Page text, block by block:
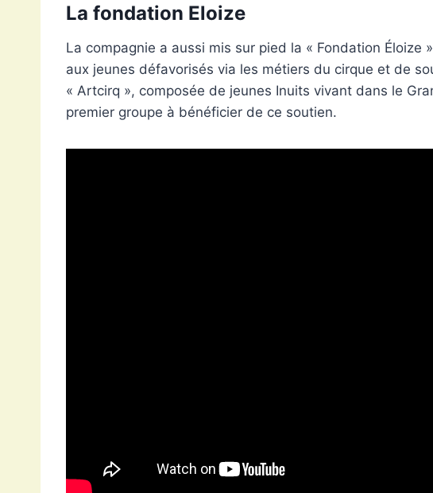
La fondation Eloize
La compagnie a aussi mis sur pied la « Fondation Éloize
aux jeunes défavorisés via les métiers du cirque et de
« Artcirq », composée de jeunes Inuits vivant dans le
premier groupe à bénéficier de ce soutien.